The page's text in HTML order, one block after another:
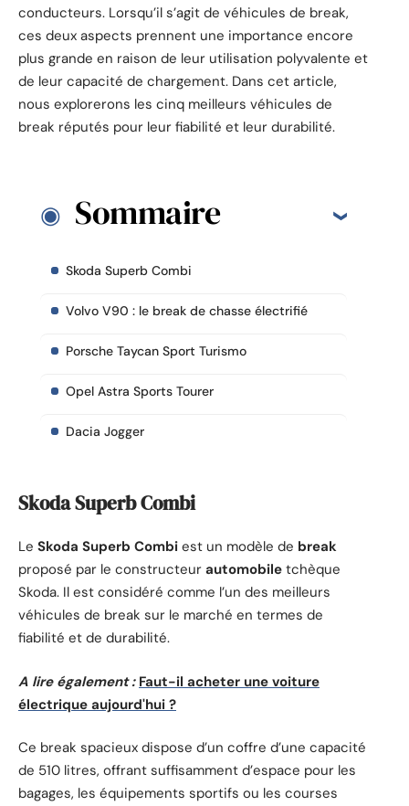
conducteurs. Lorsqu’il s’agit de véhicules de break,
ces deux aspects prennent une importance encore
plus grande en raison de leur utilisation polyvalente et
de leur capacité de chargement. Dans cet article,
nous explorerons les cinq meilleurs véhicules de
break réputés pour leur fiabilité et leur durabilité.
Sommaire
Skoda Superb Combi
Volvo V90 : le break de chasse électrifié
Porsche Taycan Sport Turismo
Opel Astra Sports Tourer
Dacia Jogger
Skoda Superb Combi
Le Skoda Superb Combi est un modèle de break
proposé par le constructeur automobile tchèque
Skoda. Il est considéré comme l’un des meilleurs
véhicules de break sur le marché en termes de
fiabilité et de durabilité.
A lire également : Faut-il acheter une voiture
électrique aujourd'hui ?
Ce break spacieux dispose d’un coffre d’une capacité
de 510 litres, offrant suffisamment d’espace pour les
bagages, les équipements sportifs ou les courses